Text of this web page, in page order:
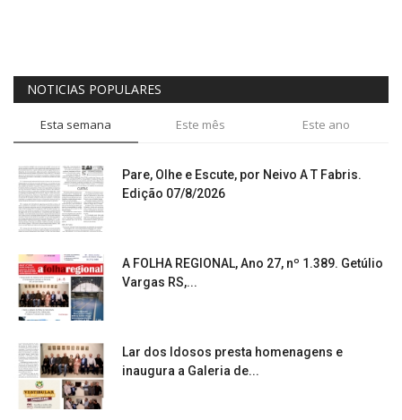
NOTICIAS POPULARES
Esta semana Este mês Este ano
Pare, Olhe e Escute, por Neivo A T Fabris.
Edição 07/8/2026
A FOLHA REGIONAL, Ano 27, nº 1.389. Getúlio
Vargas RS,...
Lar dos Idosos presta homenagens e
inaugura a Galeria de...